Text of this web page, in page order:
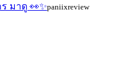
มาดู 👀✨paniixreview